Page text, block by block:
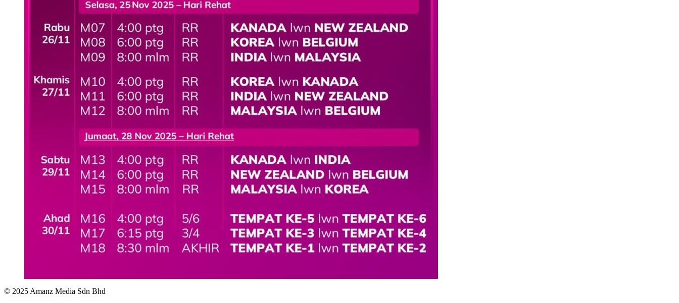
© 2025 Amanz Media Sdn Bhd